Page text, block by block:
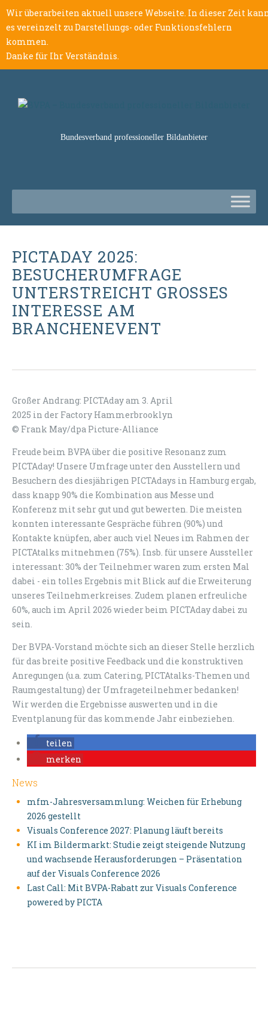
Wir überarbeiten aktuell unsere Webseite. In dieser Zeit
es vereinzelt zu Darstellungs- oder Funktionsfehlern
kommen.
Danke für Ihr Verständnis.
Bundesverband professioneller Bildanbieter
PICTADAY 2025:
BESUCHERUMFRAGE
UNTERSTREICHT GROSSES I
NTERESSE AM B
RANCHENEVENT
Großer Andrang: PICTAday am 3. April
2025 in der Factory Hammerbrooklyn
© Frank May/dpa Picture-Alliance
Freude beim BVPA über die positive Resonanz zum
PICTAday! Unsere Umfrage unter den Ausstellern und
Besuchern des diesjährigen PICTAdays in Hamburg ergab,
dass knapp 90% die Kombination aus Messe und
Konferenz mit sehr gut und gut bewerten. Die meisten
konnten interessante Gespräche führen (90%) und
Kontakte knüpfen, aber auch viel Neues im Rahmen der
PICTAtalks mitnehmen (75%). Insb. für unsere Aussteller
interessant: 30% der Teilnehmer waren zum ersten Mal
dabei - ein tolles Ergebnis mit Blick auf die Erweiterung
unseres Teilnehmerkreises. Zudem planen erfreuliche
60%, auch im April 2026 wieder beim PICTAday dabei zu
sein.
Der BVPA-Vorstand möchte sich an dieser Stelle herzlich
für das breite positive Feedback und die konstruktiven
Anregungen (u.a. zum Catering, PICTAtalks-Themen und
Raumgestaltung) der Umfrageteilnehmer bedanken!
Wir werden die Ergebnisse auswerten und in die
Eventplanung für das kommende Jahr einbeziehen.
teilen
merken
News
mfm-Jahresversammlung: Weichen für Erhebung
2026 gestellt
Visuals Conference 2027: Planung läuft bereits
KI im Bildermarkt: Studie zeigt steigende Nutzung
und wachsende Herausforderungen – Präsentation
auf der Visuals Conference 2026
Last Call: Mit BVPA-Rabatt zur Visuals Conference
powered by PICTA